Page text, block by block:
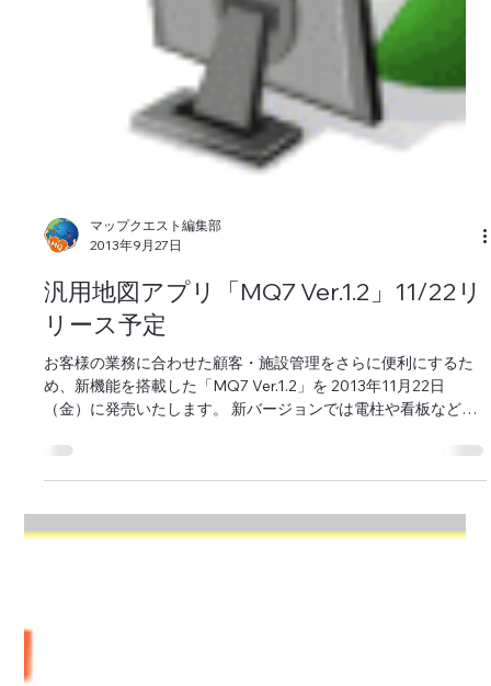
売を展開 タイ王国の BOI 認可を得た現地法人
「MapQuestAsia」に2013年6月、60％の出資を行いました。
これにより MapQuest 製品の現地販売のほかオフショア開発の
体制を整え、より柔軟で質の高...